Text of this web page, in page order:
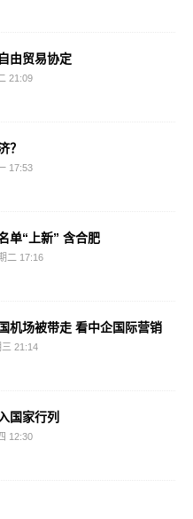
由贸易协定
21:09
？
17:53
单“上新” 含合肥
二 17:16
机场被带走 看中企国际营销
21:14
国家行列
12:30